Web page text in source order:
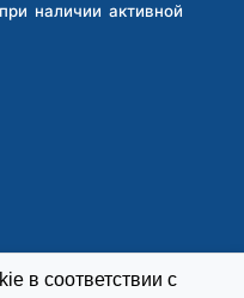
наличии активной
в соответствии с